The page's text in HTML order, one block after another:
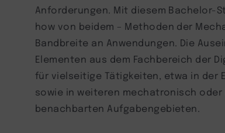
Anforderungen. Mit diesem Bachelor-
how von beidem – Methoden der
Bandbreite an Anwendungen. Die
Elementen aus dem Fachbereich der
für vielseitige Tätigkeiten, etwa in der
sowie in weiteren mechatronisch
benachbarten Aufgabengebieten.